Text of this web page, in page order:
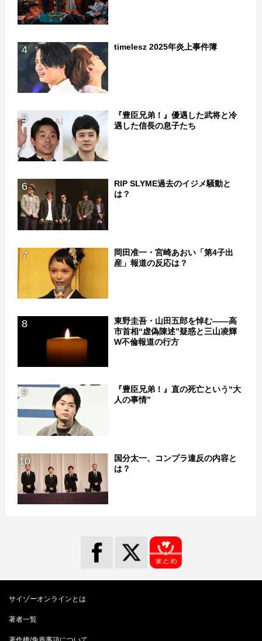
4 timelesz 2025年炎上事件簿
5
『豊臣兄弟！』優遇した武将と冷
遇した信長の息子たち
6
RIP SLYME過去のイジメ騒動と
は？
7
岡田准一・宮崎あおい「第4子出
産」報道の反応は？
8
東野圭吾・山田五郎を悼む――高
市首相“虚偽陳述”疑惑と三山凌輝
W不倫報道の行方
9
『豊臣兄弟！』直の死亡という“大
人の事情”
10
国分太一、コンプラ違反の内容と
は？
サイゾーオンラインとは
著者一覧